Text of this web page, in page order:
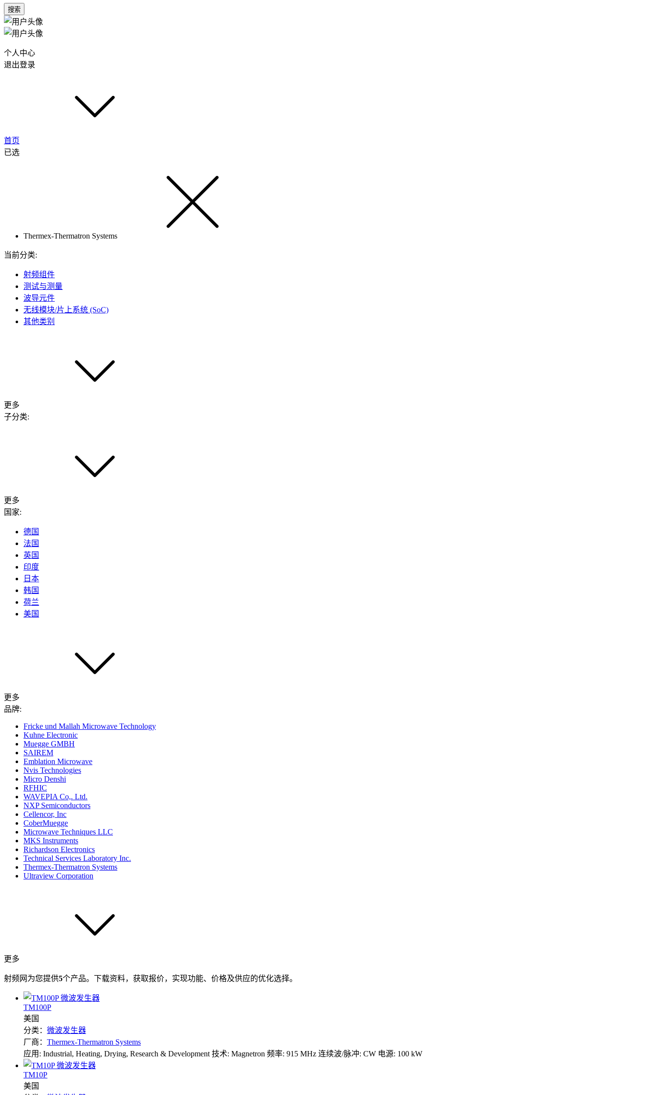
搜索
个人中心
退出登录
首页
已选
Thermex-Thermatron Systems
当前分类:
射频组件
测试与测量
波导元件
无线模块/片上系统 (SoC)
其他类别
更多
子分类:
更多
国家:
德国
法国
英国
印度
日本
韩国
荷兰
美国
更多
品牌:
Fricke und Mallah Microwave Technology
Kuhne Electronic
Muegge GMBH
SAIREM
Emblation Microwave
Nvis Technologies
Micro Denshi
RFHIC
WAVEPIA Co,. Ltd.
NXP Semiconductors
Cellencor, Inc
CoberMuegge
Microwave Techniques LLC
MKS Instruments
Richardson Electronics
Technical Services Laboratory Inc.
Thermex-Thermatron Systems
Ultraview Corporation
更多
射频网为您提供5个产品。下载资料，获取报价，实现功能、价格及供应的优化选择。
TM100P
美国
分类： 微波发生器
厂商： Thermex-Thermatron Systems
应用: Industrial, Heating, Drying, Research & Development 技术: Magnetron 频率: 915 MHz 连续波/脉冲: CW 电源: 100 kW
TM10P
美国